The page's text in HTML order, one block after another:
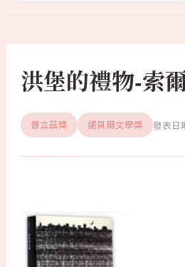
洪堡的禮物-索
普立茲獎 諾貝爾文學獎